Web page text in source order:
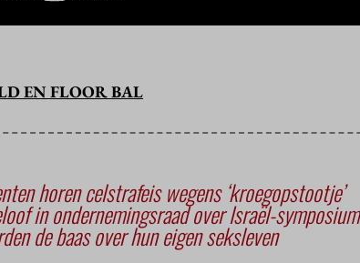
EN FLOOR BAL
horen celstrafeis wegens ‘kroegopstootje’
in ondernemingsraad over Israël-symposium
de baas over hun eigen seksleven